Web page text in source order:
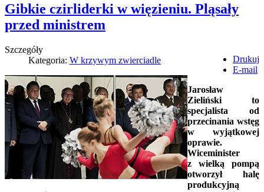
Gibkie czirliderki w więzieniu. Pląsały
przed ministrem
Drukuj
E-mail
Szczegóły
Kategoria: W krzywym zwierciadle
Jarosław
Zieliński to
specjalista od
przecinania wstęg
w wyjątkowej
oprawie.
Wiceminister
z wielką pompą
otworzył halę
produkcyjną